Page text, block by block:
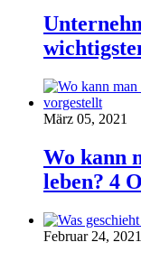
März 05, 2021
Wo kann
leben? 4
Februar 24, 2021